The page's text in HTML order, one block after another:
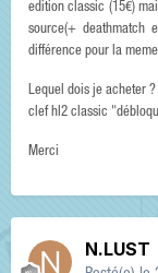
edition classic (15€)
source(+ deathmatch
différence pour la
Lequel dois je acheter
clef hl2 classic
Merci
N.LUST